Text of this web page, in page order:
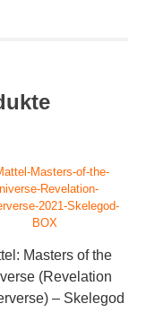
Masters of the
(Revelation
– Skelegod